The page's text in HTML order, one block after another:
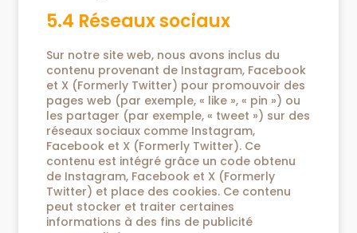
5.4 Réseaux sociaux
Sur notre site web, nous avons inclus du
contenu provenant de Instagram, Facebook
et X (Formerly Twitter) pour promouvoir des
pages web (par exemple, « like », « pin ») ou
les partager (par exemple, « tweet ») sur des
réseaux sociaux comme Instagram,
Facebook et X (Formerly Twitter). Ce
contenu est intégré grâce un code obtenu
de Instagram, Facebook et X (Formerly
Twitter) et place des cookies. Ce contenu
peut stocker et traiter certaines
informations à des fins de publicité